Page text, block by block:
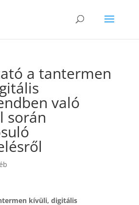
a tantermen
való
során
kívüli, digitális